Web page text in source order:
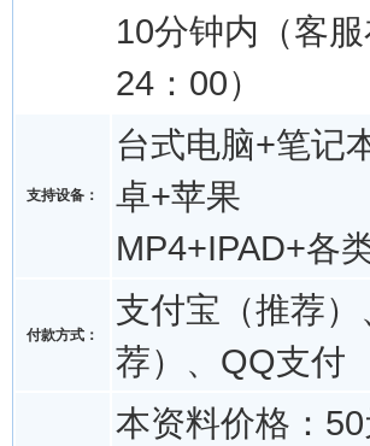
10分钟内（客
24：00）
支持设备：
台式电脑+笔记
卓+苹果
MP4+IPAD+各
付款方式：
支付宝（推荐
荐）、QQ支付
本资料价格：